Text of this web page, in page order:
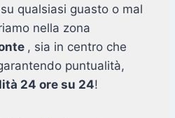
qualsiasi guasto o mal
nella zona
, sia in centro che
puntualità,
24 ore su 24!